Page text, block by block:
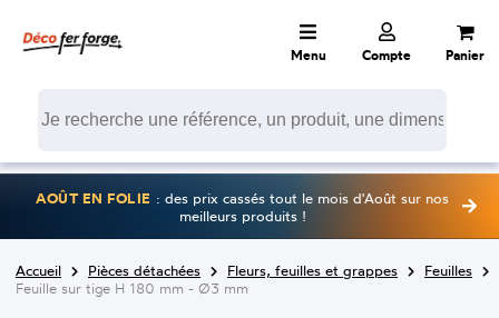
Menu Compte Panier
AOÛT EN FOLIE : des prix cassés tout le mois d'Août sur nos
meilleurs produits !
Accueil Pièces détachées Fleurs, feuilles et grappes
Feuilles
Feuille sur tige H 180 mm - Ø3 mm